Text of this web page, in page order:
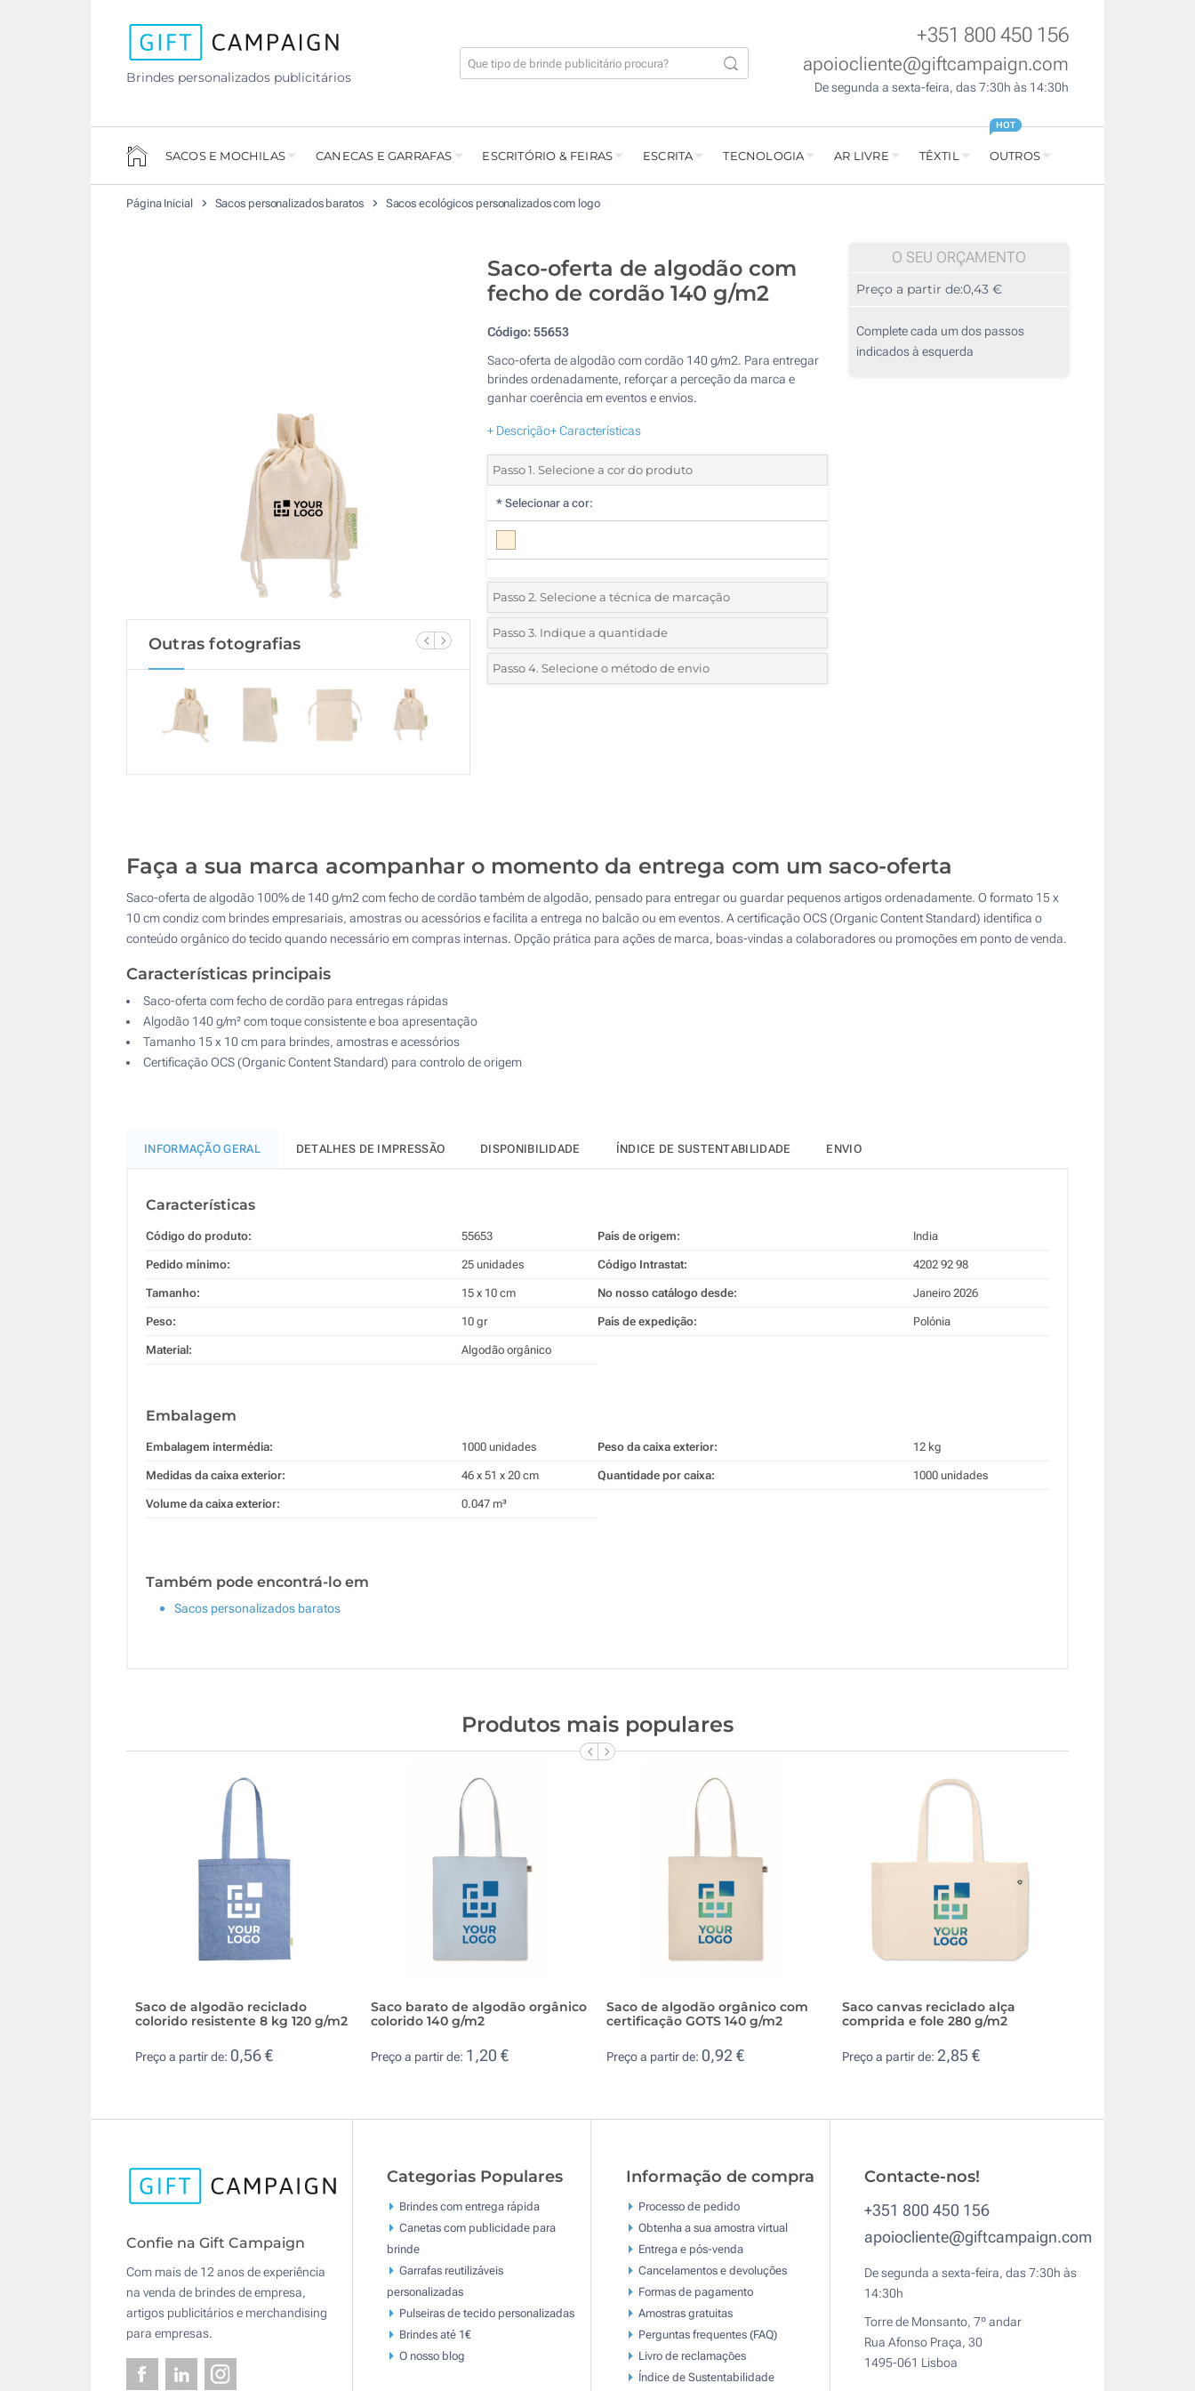
Brindes personalizados publicitários
+351 800 450 156
apoiocliente@giftcampaign.com
De segunda a sexta-feira, das 7:30h às 14:30h
SACOS E MOCHILAS CANECAS E GARRAFAS ESCRITÓRIO & FEIRAS ESCRITA TECNOLOGIA AR LIVRE TÊXTIL OUTROS
HOT
Página Inicial Sacos personalizados baratos Sacos ecológicos personalizados com logo
Outras fotografias
Saco-oferta de algodão com
fecho de cordão 140 g/m2
Código:55653
Saco-oferta de algodão com cordão 140 g/m2. Para entregar
brindes ordenadamente, reforçar a perceção da marca e
ganhar coerência em eventos e envios.
+ Descrição+ Características
Passo 1. Selecione a cor do produto
* Selecionar a cor:
Passo 2. Selecione a técnica de marcação
*Selecione o tipo de marcação e as cores do logotipo:
1 Cor (Num lado)
Passo 3. Indique a quantidade
*Quantidade mínima:25
Outra : Atualizar
Passo 4. Selecione o método de envio
O SEU ORÇAMENTO
Preço a partir de:0,43 €
Complete cada um dos passos
indicados à esquerda
Faça a sua marca acompanhar o momento da entrega com um saco-oferta
Saco-oferta de algodão 100% de 140 g/m2 com fecho de cordão também de algodão, pensado para entregar ou guardar pequenos artigos ordenadamente. O formato 15 x
10 cm condiz com brindes empresariais, amostras ou acessórios e facilita a entrega no balcão ou em eventos. A certificação OCS (Organic Content Standard) identifica o
conteúdo orgânico do tecido quando necessário em compras internas. Opção prática para ações de marca, boas-vindas a colaboradores ou promoções em ponto de venda.
Características principais
Saco-oferta com fecho de cordão para entregas rápidas
Algodão 140 g/m² com toque consistente e boa apresentação
Tamanho 15 x 10 cm para brindes, amostras e acessórios
Certificação OCS (Organic Content Standard) para controlo de origem
INFORMAÇÃO GERAL DETALHES DE IMPRESSÃO DISPONIBILIDADE ÍNDICE DE SUSTENTABILIDADE ENVIO
Características
Código do produto: 55653
Pedido mínimo: 25 unidades
Tamanho: 15 x 10 cm
Peso: 10 gr
Material: Algodão orgânico
País de origem: India
Código Intrastat: 4202 92 98
No nosso catálogo desde: Janeiro 2026
País de expedição: Polónia
Embalagem
Embalagem intermédia: 1000 unidades
Medidas da caixa exterior: 46 x 51 x 20 cm
Volume da caixa exterior: 0.047 m³
Peso da caixa exterior: 12 kg
Quantidade por caixa: 1000 unidades
Também pode encontrá-lo em
Sacos personalizados baratos
Produtos mais populares
Saco de algodão reciclado
colorido resistente 8 kg 120 g/m2
Preço a partir de: 0,56 €
Saco barato de algodão orgânico
colorido 140 g/m2
Preço a partir de: 1,20 €
Saco de algodão orgânico com
certificação GOTS 140 g/m2
Preço a partir de: 0,92 €
Saco canvas reciclado alça
comprida e fole 280 g/m2
Preço a partir de: 2,85 €
Confie na Gift Campaign
Com mais de 12 anos de experiência
na venda de brindes de empresa,
artigos publicitários e merchandising
para empresas.
Categorias Populares
Brindes com entrega rápida
Canetas com publicidade para
brinde
Garrafas reutilizáveis
personalizadas
Pulseiras de tecido personalizadas
Brindes até 1€
O nosso blog
Informação de compra
Processo de pedido
Obtenha a sua amostra virtual
Entrega e pós-venda
Cancelamentos e devoluções
Formas de pagamento
Amostras gratuitas
Perguntas frequentes (FAQ)
Livro de reclamaçōes
Índice de Sustentabilidade
Contacte-nos!
+351 800 450 156
apoiocliente@giftcampaign.com
De segunda a sexta-feira, das 7:30h às
14:30h
Torre de Monsanto, 7º andar
Rua Afonso Praça, 30
1495-061 Lisboa